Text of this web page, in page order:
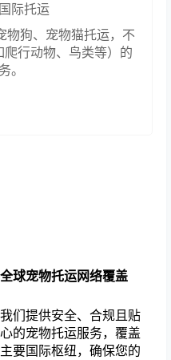
际托运
物狗、宠物猫托运，不
行动物、鸟类等）的
。
全球宠物托运网络覆盖
我们提供安全、合规且贴
心的宠物托运服务，覆盖
主要国际枢纽，确保您的